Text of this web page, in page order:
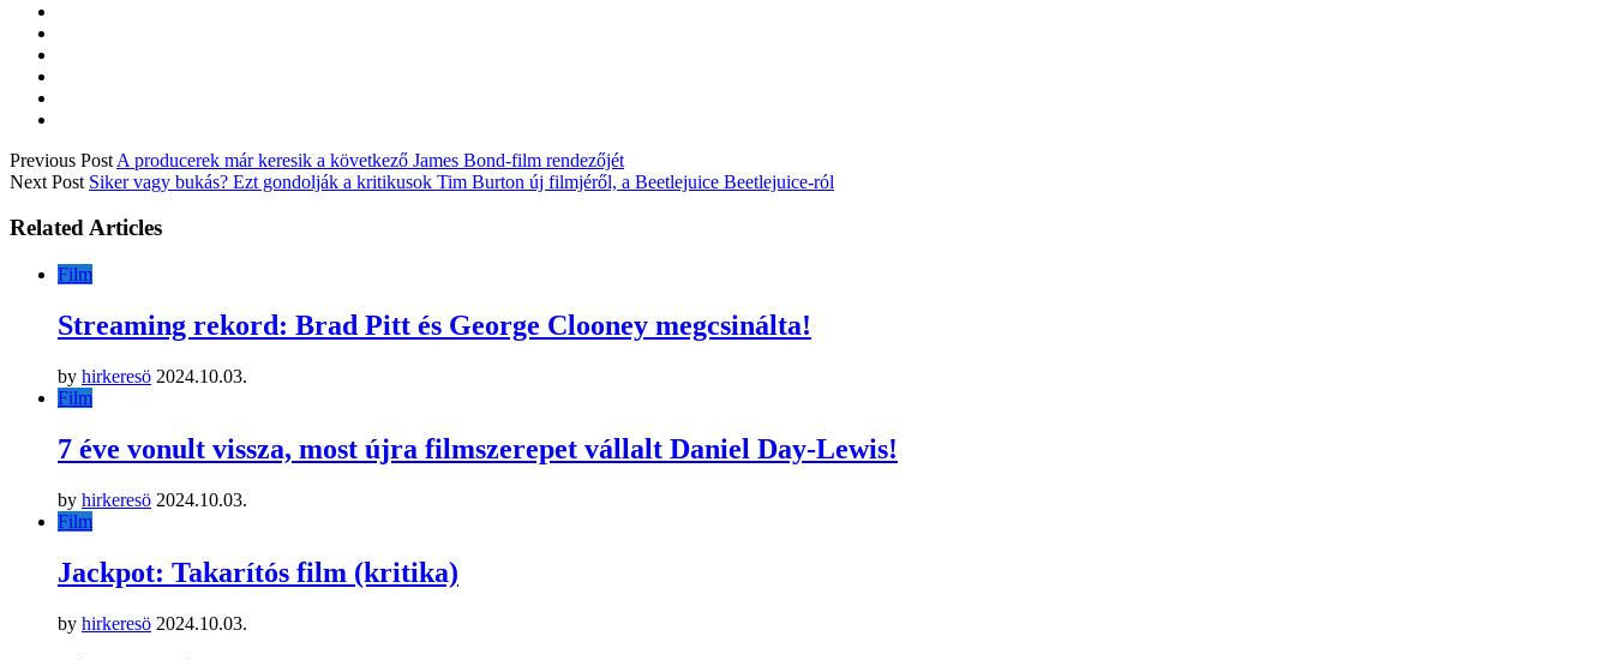
Previous Post A producerek már keresik a következő James Bond-film rendezőjét
Next Post Siker vagy bukás? Ezt gondolják a kritikusok Tim Burton új filmjéről, a Beetlejuice Beetlejuice-ról
Related Articles
Film
Streaming rekord: Brad Pitt és George Clooney megcsinálta!
by hirkeresö 2024.10.03.
Film
7 éve vonult vissza, most újra filmszerepet vállalt Daniel Day-Lewis!
by hirkeresö 2024.10.03.
Film
Jackpot: Takarítós film (kritika)
by hirkeresö 2024.10.03.